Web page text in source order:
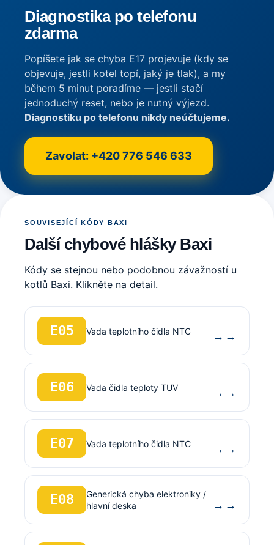
Diagnostika po telefonu
zdarma
Popíšete jak se chyba E17 projevuje (kdy se
objevuje, jestli kotel topí, jaký je tlak), a my
během 5 minut poradíme — jestli stačí
jednoduchý reset, nebo je nutný výjezd.
Diagnostiku po telefonu nikdy neúčtujeme.
Zavolat: +420 776 546 633
SOUVISEJÍCÍ KÓDY BAXI
Další chybové hlášky Baxi
Kódy se stejnou nebo podobnou závažností u
kotlů Baxi. Klikněte na detail.
E05 Vada teplotního čidla NTC →
E06 Vada čidla teploty TUV →
E07 Vada teplotního čidla NTC →
E08
Generická chyba elektroniky /
hlavní deska
→